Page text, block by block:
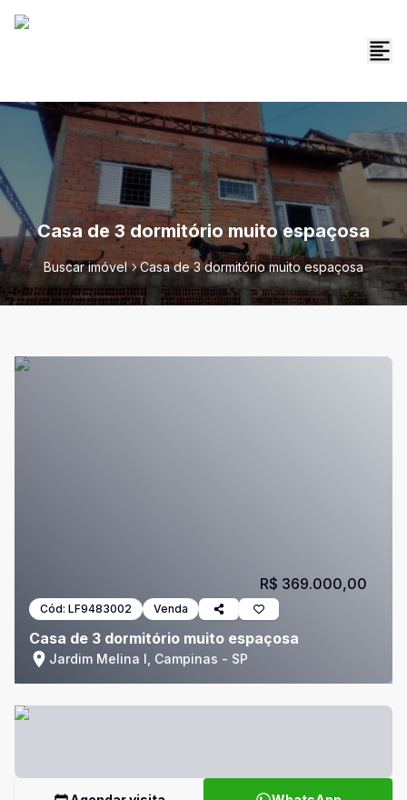
Casa de 3 dormitório muito espaçosa
Buscar imóvel Casa de 3 dormitório muito espaçosa
Cód: LF9483002 Venda
Casa de 3 dormitório muito espaçosa
Jardim Melina I, Campinas - SP
R$ 369.000,00